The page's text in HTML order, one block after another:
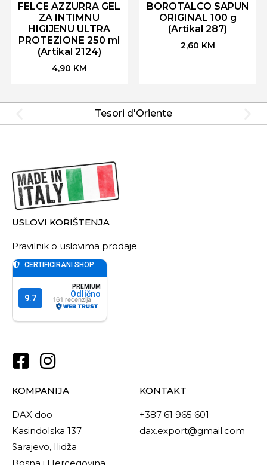
FELCE AZZURRA GEL
ZA INTIMNU
HIGIJENU ULTRA
PROTEZIONE 250 ml
(Artikal 2124)
4,90 KM
BOROTALCO SAPUN
ORIGINAL 100 g
(Artikal 287)
2,60 KM
Tesori d'Oriente
USLOVI KORIŠTENJA
Pravilnik o uslovima prodaje
KOMPANIJA
DAX doo
Kasindolska 137
Sarajevo, Ilidža
KONTAKT
+387 61 965 601
dax.export@gmail.com